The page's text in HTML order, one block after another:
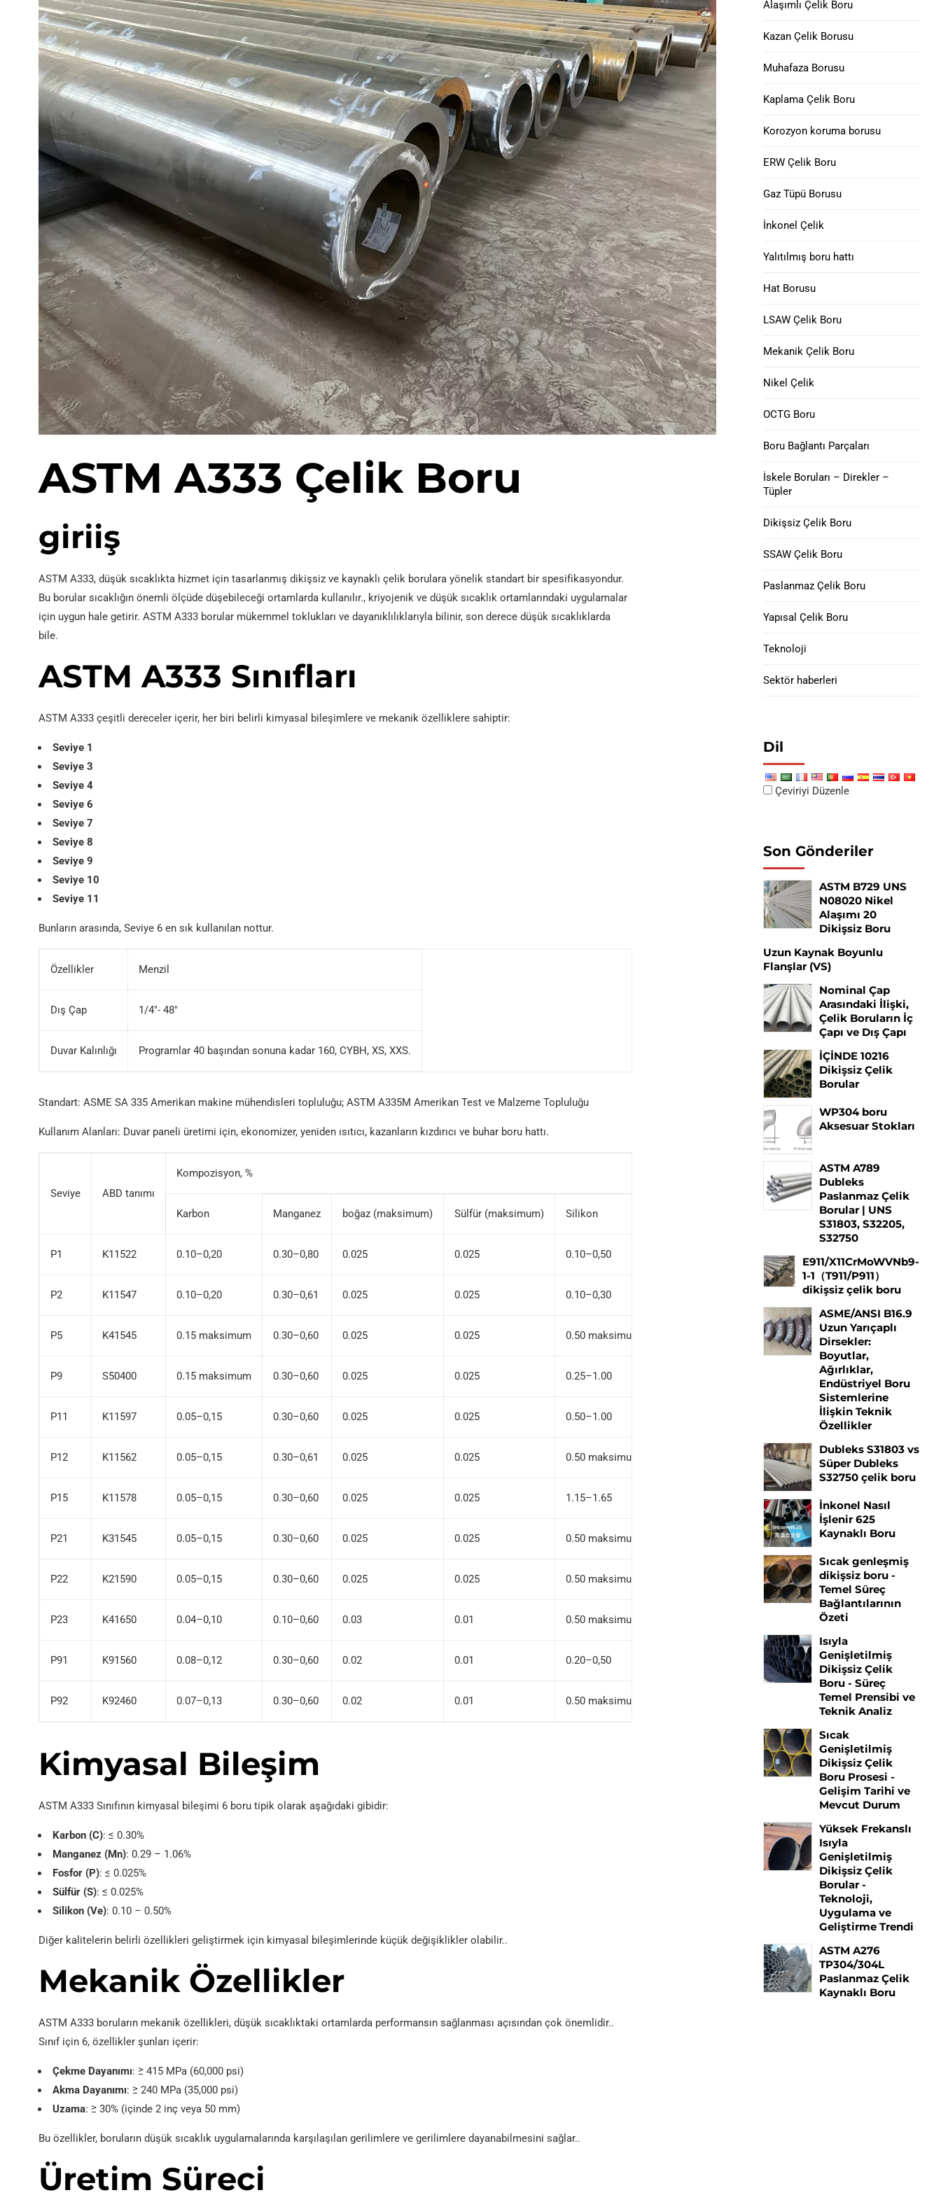
Yüksek Basınçlı Silindir
Boruları
Gaz Tüpü Dikişsiz Boru
LSAW Çelik Boru
SAWL Çelik Boru
LSAW çelik borular
SAWH Çelik Boru
SSAW Çelik Boru
Spiral Kaynaklı Boru
A53 LSAW Çelik Boru
A252 Çelik Boru
İÇİNDE 10219 Kaynaklı
boru
2LPE / 2LPP Kaplamalı
Boru
Galvanizli Çelik Boru
Epoksi İç Kaplama
Boruları
PTFE Kaplı Boru ve Ek
Parçaları
ASTM A519 Çelik Boru
ASTM A213 Çelik Boru
ASTM A369 Alaşımlı
Çelik Boru
ASTM A250 Alaşımlı
Çelik Boru
ASTM A556 Alaşımlı
Çelik Boru
A209 Çelik Kazan
Borusu
Nikel 690 Alaşımlı Çelik
Borular
INCONEL alaşımı 718
çelik boru
Nikel Alaşımı 825 Çelik
Boru
Nikel 800, 800H, 800HT
Alaşımlı Boru
Alaşımlı HX Çelik Boru
Nikel Alaşımı 52 Çelik
Boru
Nikel 200 Çelik Boru
Nikel 201 Çelik Boru
Alaşım L-605 Çelik Boru
API 5DP Ağır Matkap
Matkap Yaka | Kaygan &
borusu
V150 Muhafaza Borusu
C90 Muhafaza Borusu
M65 MUHAFAZA
Boru Muhafaza Kaplini
Muhafaza Yavru
Eklemleri
ASTM A519 Dikişsiz Mekanik Boru
Eksantrik
Boru Bükme : karbon çeliği, alaşımlı
çelik ve paslanmaz çelik
ASTM A333 Çelik Boru
giriiş
ASTM A333, düşük sıcaklıkta hizmet için tasarlanmış dikişsiz ve kaynaklı çelik borulara yönelik standart bir spesifikasyondur.
Bu borular sıcaklığın önemli ölçüde düşebileceği ortamlarda kullanılır., kriyojenik ve düşük sıcaklık ortamlarındaki uygulamalar
için uygun hale getirir. ASTM A333 borular mükemmel toklukları ve dayanıklılıklarıyla bilinir, son derece düşük sıcaklıklarda
bile.
ASTM A333 Sınıfları
ASTM A333 çeşitli dereceler içerir, her biri belirli kimyasal bileşimlere ve mekanik özelliklere sahiptir:
Seviye 1
Seviye 3
Seviye 4
Seviye 6
Seviye 7
Seviye 8
Seviye 9
Seviye 10
Seviye 11
Bunların arasında, Seviye 6 en sık kullanılan nottur.
Özellikler Menzil
Dış Çap 1/4″- 48″
Duvar Kalınlığı Programlar 40 başından sonuna kadar 160, CYBH, XS, XXS.
Standart: ASME SA 335 Amerikan makine mühendisleri topluluğu; ASTM A335M Amerikan Test ve Malzeme Topluluğu
Kullanım Alanları: Duvar paneli üretimi için, ekonomizer, yeniden ısıtıcı, kazanların kızdırıcı ve buhar boru hattı.
Seviye ABD tanımı
Kompozisyon, %
Karbon Manganez boğaz (maksimum) Sülfür (maksimum) Silikon Molibden
P1 K11522 0.10–0,20 0.30–0,80 0.025 0.025 0.10–0,50 0.44–0,65
P2 K11547 0.10–0,20 0.30–0,61 0.025 0.025 0.10–0,30
P5 K41545 0.15 maksimum 0.30–0,60 0.025 0.025 0.50 maksimum 0.44–0,65
P9 S50400 0.15 maksimum 0.30–0,60 0.025 0.025 0.25–1.00
P11 K11597 0.05–0,15 0.30–0,60 0.025 0.025 0.50–1.00
P12 K11562 0.05–0,15 0.30–0,61 0.025 0.025 0.50 maksimum 0.44–0,65
P15 K11578 0.05–0,15 0.30–0,60 0.025 0.025 1.15–1.65 0.44–0,65
P21 K31545 0.05–0,15 0.30–0,60 0.025 0.025 0.50 maksimum 0.80–1.06
P22 K21590 0.05–0,15 0.30–0,60 0.025 0.025 0.50 maksimum 0.87–1.13
P23 K41650 0.04–0,10 0.10–0,60 0.03 0.01 0.50 maksimum
P91 K91560 0.08–0,12 0.30–0,60 0.02 0.01 0.20–0,50 0.85–1,05
P92 K92460 0.07–0,13 0.30–0,60 0.02 0.01 0.50 maksimum
Kimyasal Bileşim
ASTM A333 Sınıfının kimyasal bileşimi 6 boru tipik olarak aşağıdaki gibidir:
Karbon (C): ≤ 0.30%
Manganez (Mn): 0.29 – 1.06%
Fosfor (P): ≤ 0.025%
Sülfür (S): ≤ 0.025%
Silikon (Ve): 0.10 – 0.50%
Diğer kalitelerin belirli özellikleri geliştirmek için kimyasal bileşimlerinde küçük değişiklikler olabilir..
Mekanik Özellikler
ASTM A333 boruların mekanik özellikleri, düşük sıcaklıktaki ortamlarda performansın sağlanması açısından çok önemlidir..
Sınıf için 6, özellikler şunları içerir:
Çekme Dayanımı: ≥ 415 MPa (60,000 psi)
Akma Dayanımı: ≥ 240 MPa (35,000 psi)
Uzama: ≥ 30% (içinde 2 inç veya 50 mm)
Bu özellikler, boruların düşük sıcaklık uygulamalarında karşılaşılan gerilimlere ve gerilimlere dayanabilmesini sağlar..
Üretim Süreci
Alaşımlı Çelik Boru
Kazan Çelik Borusu
Muhafaza Borusu
Kaplama Çelik Boru
Korozyon koruma borusu
ERW Çelik Boru
Gaz Tüpü Borusu
İnkonel Çelik
Yalıtılmış boru hattı
Hat Borusu
LSAW Çelik Boru
Mekanik Çelik Boru
Nikel Çelik
OCTG Boru
Boru Bağlantı Parçaları
İskele Boruları – Direkler –
Tüpler
Dikişsiz Çelik Boru
SSAW Çelik Boru
Paslanmaz Çelik Boru
Yapısal Çelik Boru
Teknoloji
Sektör haberleri
Dil
Çeviriyi Düzenle
Son Gönderiler
ASTM B729 UNS
N08020 Nikel
Alaşımı 20
Dikişsiz Boru
Uzun Kaynak Boyunlu
Flanşlar (VS)
Nominal Çap
Arasındaki İlişki,
Çelik Boruların İç
Çapı ve Dış Çapı
İÇİNDE 10216
Dikişsiz Çelik
Borular
WP304 boru
Aksesuar Stokları
ASTM A789
Dubleks
Paslanmaz Çelik
Borular | UNS
S31803, S32205,
S32750
E911/X11CrMoWVNb9-
1-1（T911/P911）
dikişsiz çelik boru
ASME/ANSI B16.9
Uzun Yarıçaplı
Dirsekler:
Boyutlar,
Ağırlıklar,
Endüstriyel Boru
Sistemlerine
İlişkin Teknik
Özellikler
Dubleks S31803 vs
Süper Dubleks
S32750 çelik boru
İnkonel Nasıl
İşlenir 625
Kaynaklı Boru
Sıcak genleşmiş
dikişsiz boru -
Temel Süreç
Bağlantılarının
Özeti
Isıyla
Genişletilmiş
Dikişsiz Çelik
Boru - Süreç
Temel Prensibi ve
Teknik Analiz
Sıcak
Genişletilmiş
Dikişsiz Çelik
Boru Prosesi -
Gelişim Tarihi ve
Mevcut Durum
Yüksek Frekanslı
Isıyla
Genişletilmiş
Dikişsiz Çelik
Borular -
Teknoloji,
Uygulama ve
Geliştirme Trendi
ASTM A276
TP304/304L
Paslanmaz Çelik
Kaynaklı Boru